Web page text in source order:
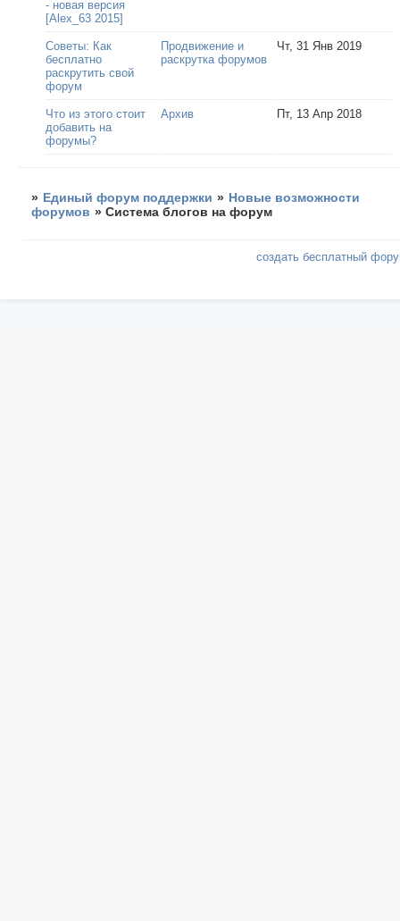
- новая версия
[Alex_63 2015]
Советы: Как
бесплатно
раскрутить свой
форум
Продвижение и
раскрутка форумов
Чт, 31 Янв 2019
Что из этого стоит
добавить на
форумы?
Архив Пт, 13 Апр 2018
» Единый форум поддержки » Новые возможности
форумов »Система блогов на форум
создать бесплатный